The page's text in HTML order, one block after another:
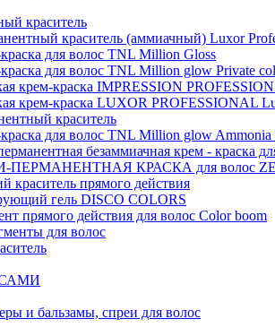
краситель
краситель (аммиачный) Luxor
для волос TNL Million Gloss
для волос TNL Million glow Private
крем-краска IMPRESSION
крем-краска LUXOR PROFESSIONAL
краситель
для волос TNL Million glow Ammonia
безаммиачная крем - краска
ПЕРМАНЕНТНАЯ КРАСКА для волос
краситель прямого действия
гель DISCO COLORS
прямого действия для волос Color boom
для волос
и бальзамы, спреи для волос